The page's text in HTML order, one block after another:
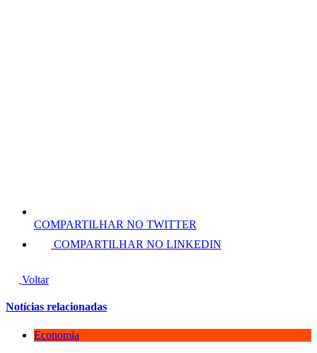
COMPARTILHAR NO TWITTER
COMPARTILHAR NO LINKEDIN
Voltar
Notícias relacionadas
Economia